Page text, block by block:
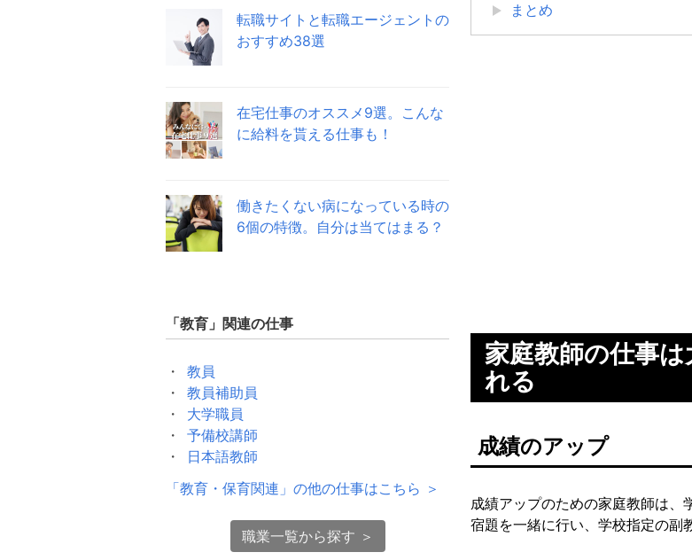
転職サイトと転職エージェントの
おすすめ38選
在宅仕事のオススメ9選。こんな
に給料を貰える仕事も！
働きたくない病になっている時の
6個の特徴。自分は当てはまる？
「教育 」関連の仕事
教員
教員補助員
大学職員
予備校講師
日本語教師
「教育・保育関連 」の他の仕事はこちら ＞
職業一覧から探す ＞
まとめ
家庭教師の仕事
れる
成績のアップ
成績アップのための家庭教師は、
宿題を一緒に行い、学校指定の副